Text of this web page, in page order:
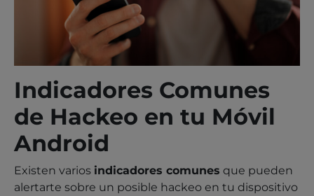
Indicadores Comunes
de Hackeo en tu Móvil
Android
Existen varios indicadores comunes que pueden
alertarte sobre un posible hackeo en tu dispositivo